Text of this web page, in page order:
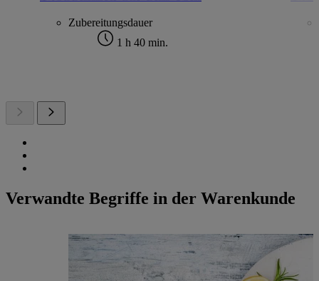
Zubereitungsdauer
1 h 40 min.
Verwandte Begriffe in der Warenkunde